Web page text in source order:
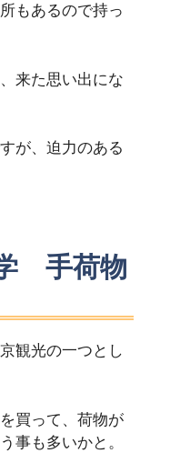
もあるので持っ
来た思い出にな
が、迫力のある
手荷物
観光の一つとし
買って、荷物が
事も多いかと。